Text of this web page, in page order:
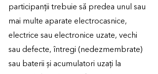
participanții trebuie să predea unul sau
mai multe aparate electrocasnice,
electrice sau electronice uzate, vechi
sau defecte, întregi (nedezmembrate)
sau baterii și acumulatori uzați la